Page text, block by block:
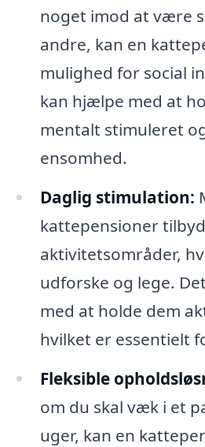
noget imod at være
andre, kan en
mulighed for social
kan hjælpe med at
mentalt stimuleret
ensomhed.
Daglig stimulation:
kattepensioner
aktivitetsområder,
udforske og lege.
med at holde dem
hvilket er essentielt
Fleksible
om du skal væk i et
uger, kan en